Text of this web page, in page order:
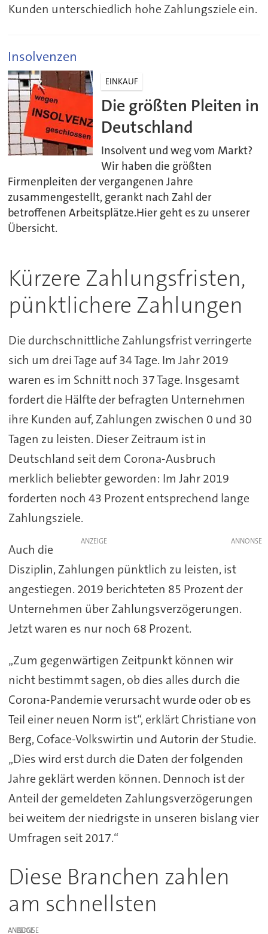
Kunden unterschiedlich hohe Zahlungsziele ein.
Insolvenzen
EINKAUF
Die größten Pleiten in
Deutschland
Insolvent und weg vom Markt?
Wir haben die größten
Firmenpleiten der vergangenen Jahre
zusammengestellt, gerankt nach Zahl der
betroffenen Arbeitsplätze.Hier geht es zu unserer
Übersicht.
Kürzere Zahlungsfristen,
pünktlichere Zahlungen
Die durchschnittliche Zahlungsfrist verringerte
sich um drei Tage auf 34 Tage. Im Jahr 2019
waren es im Schnitt noch 37 Tage. Insgesamt
fordert die Hälfte der befragten Unternehmen
ihre Kunden auf, Zahlungen zwischen 0 und 30
Tagen zu leisten. Dieser Zeitraum ist in
Deutschland seit dem Corona-Ausbruch
merklich beliebter geworden: Im Jahr 2019
forderten noch 43 Prozent entsprechend lange
Zahlungsziele.
ANZEIGE
Auch die
Disziplin, Zahlungen pünktlich zu leisten, ist
angestiegen. 2019 berichteten 85 Prozent der
Unternehmen über Zahlungsverzögerungen.
Jetzt waren es nur noch 68 Prozent.
„Zum gegenwärtigen Zeitpunkt können wir
nicht bestimmt sagen, ob dies alles durch die
Corona-Pandemie verursacht wurde oder ob es
Teil einer neuen Norm ist“, erklärt Christiane von
Berg, Coface-Volkswirtin und Autorin der Studie.
„Dies wird erst durch die Daten der folgenden
Jahre geklärt werden können. Dennoch ist der
Anteil der gemeldeten Zahlungsverzögerungen
bei weitem der niedrigste in unseren bislang vier
Umfragen seit 2017.“
Diese Branchen zahlen
am schnellsten
ANZEIGE